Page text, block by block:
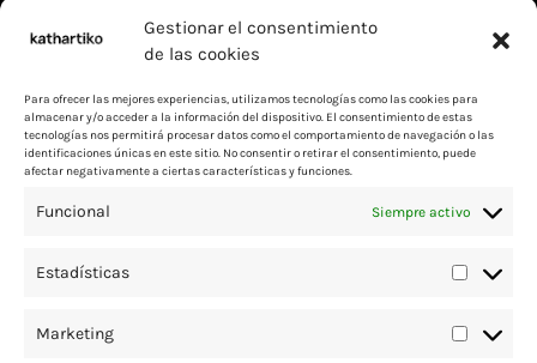
Gestionar el consentimiento
de las cookies
Para ofrecer las mejores experiencias, utilizamos tecnologías como las cookies para
almacenar y/o acceder a la información del dispositivo. El consentimiento de estas
tecnologías nos permitirá procesar datos como el comportamiento de navegación o las
identificaciones únicas en este sitio. No consentir o retirar el consentimiento, puede
afectar negativamente a ciertas características y funciones.
Funcional Siempre activo
Estadísticas
Marketing
Contáctanos
Visita nuestra página oficial en CLIP
derechos reservados